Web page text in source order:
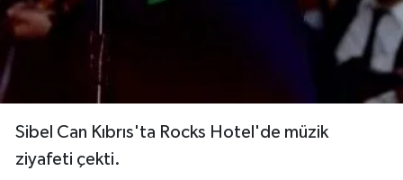
Sibel Can Kıbrıs'ta Rocks Hotel'de müzik
ziyafeti çekti.